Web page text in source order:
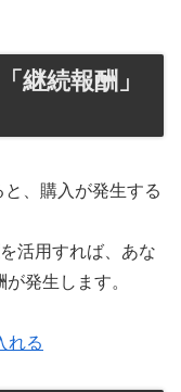
継続報酬」
、購入が発生する
を活用すれば、あな
発生します。
れる